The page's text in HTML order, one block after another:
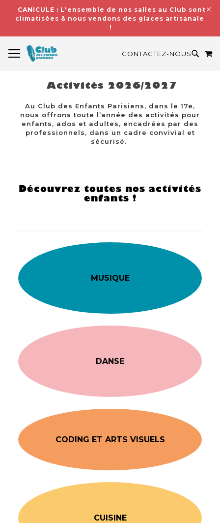
CANICULE : L'ensemble de nos salles au Club sont
climatisées & nous vendons des glaces artisanales
!
CONTACTEZ-NOUS
Activités 2026/2027
Au Club des Enfants Parisiens, dans le 17e,
nous offrons toute l’année des activités pour
enfants, ados et adultes, encadrées par des
professionnels, dans un cadre convivial et
sécurisé.
Découvrez toutes nos activités
enfants !
MUSIQUE
DANSE
CODING ET ARTS VISUELS
CUISINE